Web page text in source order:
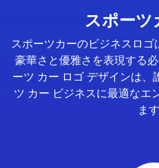
スポーツ
スポーツカーのビジネスロ
豪華さと優雅さを表現する
ーツ カー ロゴ デザインは、
ツ カー ビジネスに最適なエ
ます